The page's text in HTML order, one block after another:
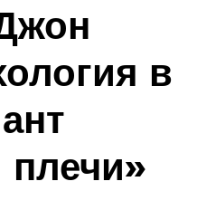
в
плечи»